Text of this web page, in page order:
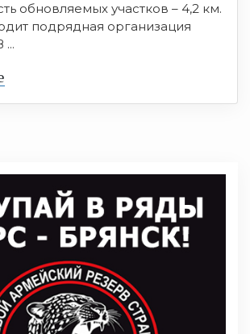
обновляемых участков – 4,2 км.
подрядная организация